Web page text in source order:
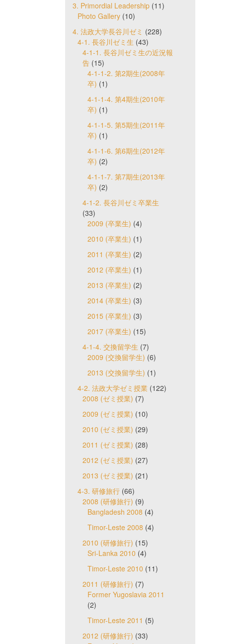
3. Primordial Leadership(11)
Photo Gallery(10)
4. 法政大学長谷川ゼミ (228)
4-1. 長谷川ゼミ生 (43)
4-1-1. 長谷川ゼミ生の近況報
告(15)
4-1-1-2. 第2期生(2008年
卒) (1)
4-1-1-4. 第4期生(2010年
卒) (1)
4-1-1-5. 第5期生(2011年
卒) (1)
4-1-1-6. 第6期生(2012年
卒) (2)
4-1-1-7. 第7期生(2013年
卒) (2)
4-1-2. 長谷川ゼミ卒業生
(33)
2009 (卒業生) (4)
2010 (卒業生) (1)
2011 (卒業生) (2)
2012 (卒業生) (1)
2013 (卒業生) (2)
2014 (卒業生) (3)
2015 (卒業生) (3)
2017 (卒業生) (15)
4-1-4. 交換留学生 (7)
2009 (交換留学生) (6)
2013 (交換留学生) (1)
4-2. 法政大学ゼミ授業(122)
2008 (ゼミ授業) (7)
2009 (ゼミ授業) (10)
2010 (ゼミ授業) (29)
2011 (ゼミ授業) (28)
2012 (ゼミ授業) (27)
2013 (ゼミ授業) (21)
4-3. 研修旅行(66)
2008 (研修旅行) (9)
Bangladesh 2008 (4)
Timor-Leste 2008 (4)
2010 (研修旅行) (15)
Sri-Lanka 2010 (4)
Timor-Leste 2010 (11)
2011 (研修旅行) (7)
Former Yugoslavia 2011
(2)
Timor-Leste 2011 (5)
2012 (研修旅行) (33)